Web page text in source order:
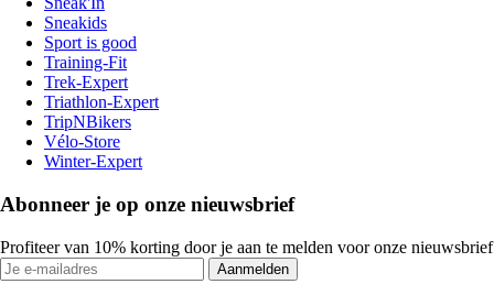
Sneakids
Sport is good
Training-Fit
Trek-Expert
Triathlon-Expert
TripNBikers
Vélo-Store
Winter-Expert
Abonneer je op onze nieuwsbrief
Profiteer van 10% korting door je aan te melden voor onze nieuwsbrief
Aanmelden